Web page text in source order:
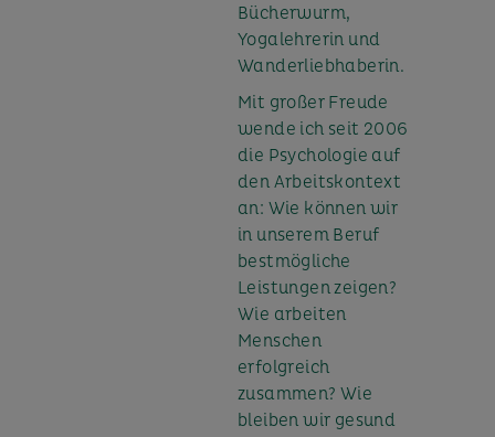
Bücherwurm,
Yogalehrerin und
Wanderliebhaberin.
Mit großer Freude
wende ich seit 2006
die Psychologie auf
den Arbeitskontext
an: Wie können wir
in unserem Beruf
bestmögliche
Leistungen zeigen?
Wie arbeiten
Menschen
erfolgreich
zusammen? Wie
bleiben wir gesund